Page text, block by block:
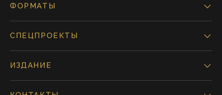
ФОРМАТЫ
СПЕЦПРОЕКТЫ
ИЗДАНИЕ